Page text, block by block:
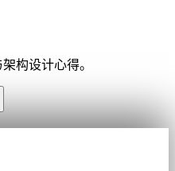
构设计心得。